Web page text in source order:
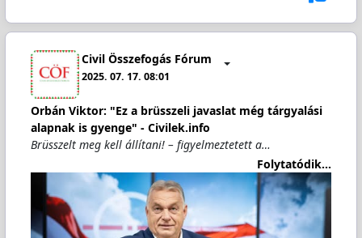
Civil Összefogás Fórum
2025. 07. 17. 08:01
Orbán Viktor: "Ez a brüsszeli javaslat még tárgyalási
alapnak is gyenge" - Civilek.info
Brüsszelt meg kell állítani! – figyelmeztetett a…
Folytatódik...